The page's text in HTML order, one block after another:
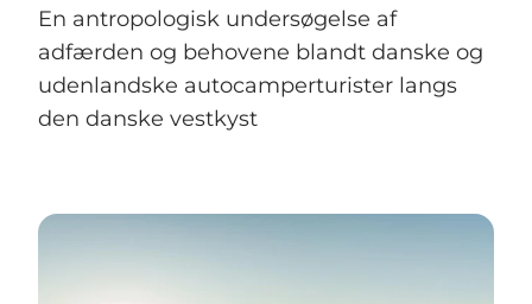
En antropologisk undersøgelse af
adfærden og behovene blandt danske og
udenlandske autocamperturister langs
den danske vestkyst